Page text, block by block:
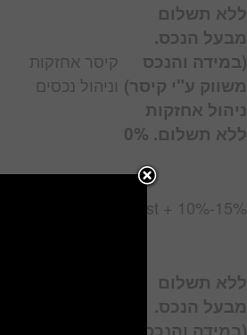
ללא תשלום
מבעל הנכס.
(במידה והנכס
משווק ע"י קיסר)
ניהול אחזקות
ללא תשלום. 0%
קיסר אחזקות
וניהול נכסים
Cost + 10%-15%
ללא תשלום
מבעל הנכס.
(במידה והנכס